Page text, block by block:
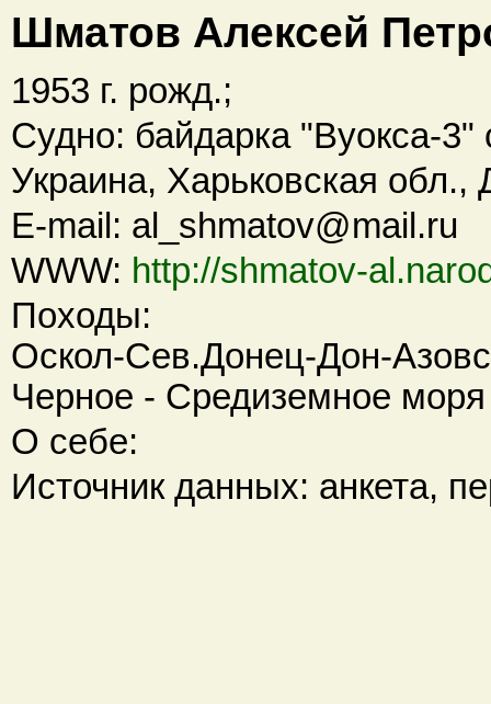
Шматов Алексей
1953 г. рожд.;
Судно: байдарка "Вуокса-3"
Украина, Харьковская обл.,
E-mail: al_shmatov@mail.ru
WWW: http://shmatov-
Походы:
Оскол-Сев.Донец-Дон-
Черное - Средиземное
О себе:
Источник данных: анкета,